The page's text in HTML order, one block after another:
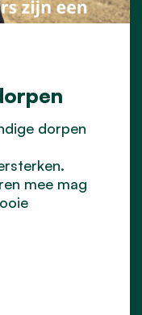
dorpen
mee mag